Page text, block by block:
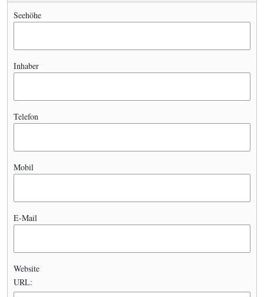
Seehöhe
Inhaber
Telefon
Mobil
E-Mail
Website
URL: